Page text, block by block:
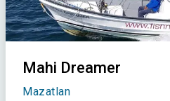
Mahi Dreamer
Mazatlan